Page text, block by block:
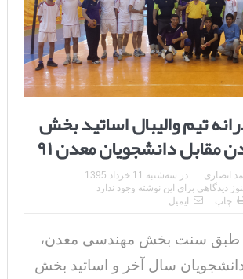
تیم والیبال اساتید بخش
دانشجویان معدن ۹۱
انصاری در سه‌شنبه 11 خرداد 1395
دیدگاهی برای این نوشته وجود ندارد
چاپ ایمیل
طبق سنت بخش مهندسی معدن،
سال آخر و اساتید بخش